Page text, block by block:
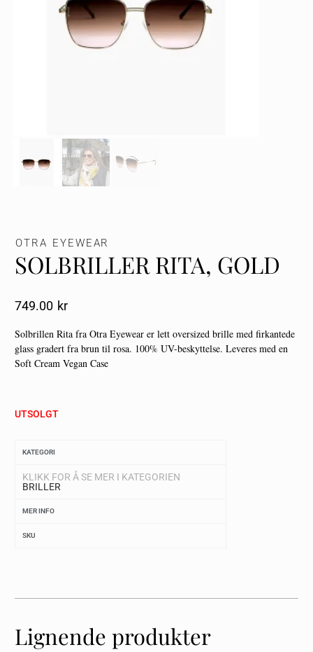
OTRA EYEWEAR
SOLBRILLER RITA, GOLD
749.00 Kr
Solbrillen Rita fra Otra Eyewear er lett oversized brille med firkantede
glass gradert fra brun til rosa. 100% UV-beskyttelse. Leveres med en
Soft Cream Vegan Case
UTSOLGT
KATEGORI
KLIKK FOR Å SE MER I KATEGORIEN
BRILLER
MER INFO
SKU
Lignende produkter